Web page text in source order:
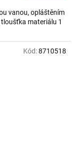
vanou, opláštěním
materiálu 1
Kód:8710518